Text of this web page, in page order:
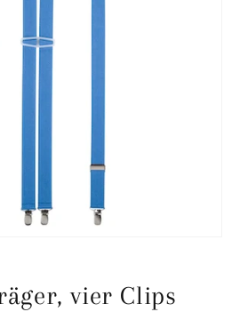
vier Clips